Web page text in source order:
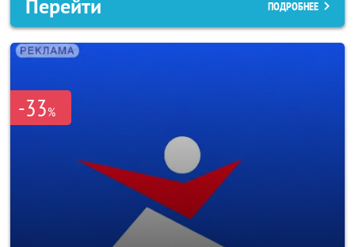
Перейти ПОДРОБНЕЕ
-33%